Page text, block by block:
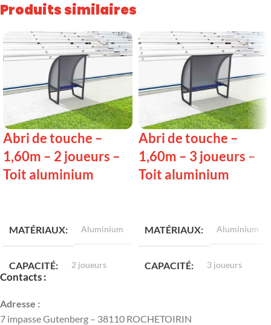
Produits similaires
Abri de touche –
1,60m – 2 joueurs –
Toit aluminium
MATÉRIAUX
Aluminium
CAPACITÉ 2 joueurs
HAUTEUR
Abri de touche –
1,60m – 3 joueurs –
Toit aluminium
MATÉRIAUX
Aluminium
CAPACITÉ 3 joueurs
Contacts :
Adresse :
7 impasse Gutenberg – 38110 ROCHETOIRIN